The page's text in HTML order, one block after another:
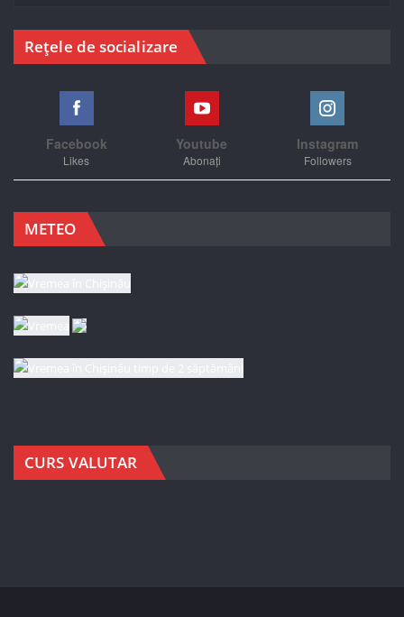
Rețele de socializare
Facebook
Likes
Youtube
Abonați
Instagram
Followers
METEO
CURS VALUTAR